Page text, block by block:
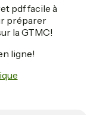
pdf facile à
préparer
la GTMC!
ligne!